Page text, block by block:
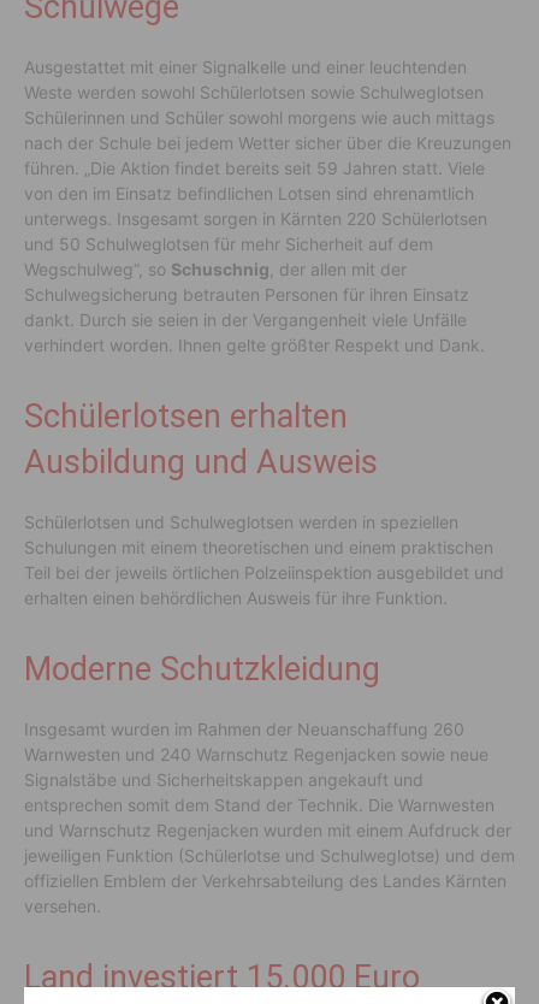
Ausgestattet mit einer Signalkelle und einer leuchtenden
Weste werden sowohl Schülerlotsen sowie Schulweglotsen
Schülerinnen und Schüler sowohl morgens wie auch mittags
nach der Schule bei jedem Wetter sicher über die Kreuzungen
führen. „Die Aktion findet bereits seit 59 Jahren statt. Viele
von den im Einsatz befindlichen Lotsen sind ehrenamtlich
unterwegs. Insgesamt sorgen in Kärnten 220 Schülerlotsen
und 50 Schulweglotsen für mehr Sicherheit auf dem
Wegschulweg“, so Schuschnig , der allen mit der
Schulwegsicherung betrauten Personen für ihren Einsatz
dankt. Durch sie seien in der Vergangenheit viele Unfälle
verhindert worden. Ihnen gelte größter Respekt und Dank.
Schülerlotsen erhalten
Ausbildung und Ausweis
Schülerlotsen und Schulweglotsen werden in speziellen
Schulungen mit einem theoretischen und einem praktischen
Teil bei der jeweils örtlichen Polzeiinspektion ausgebildet und
erhalten einen behördlichen Ausweis für ihre Funktion.
Moderne Schutzkleidung
Insgesamt wurden im Rahmen der Neuanschaffung 260
Warnwesten und 240 Warnschutz Regenjacken sowie neue
Signalstäbe und Sicherheitskappen angekauft und
entsprechen somit dem Stand der Technik. Die Warnwesten
und Warnschutz Regenjacken wurden mit einem Aufdruck der
jeweiligen Funktion (Schülerlotse und Schulweglotse) und dem
offiziellen Emblem der Verkehrsabteilung des Landes Kärnten
versehen.
Land investiert 15.000 Euro